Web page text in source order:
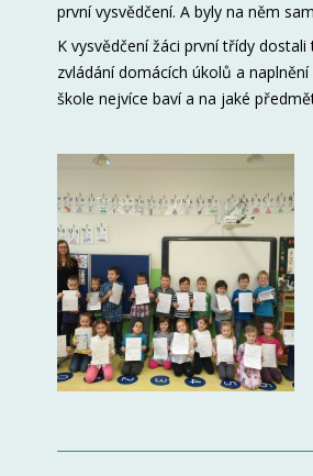
první vysvědčení. A byly na něm
K vysvědčení žáci první třídy
zvládání domácích úkolů a
škole nejvíce baví a na jaké